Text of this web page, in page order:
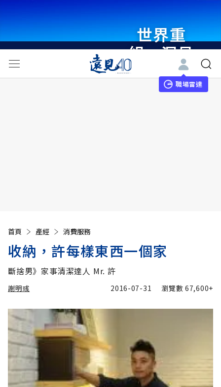
世界重
組・洞見
未來 與
世界領袖
職場雷達
首頁 產經 消費服務
收納，許每樣東西一個家
斷捨男》家事清潔達人 Mr. 許
謝明彧 2016-07-31 瀏覽數67,600+